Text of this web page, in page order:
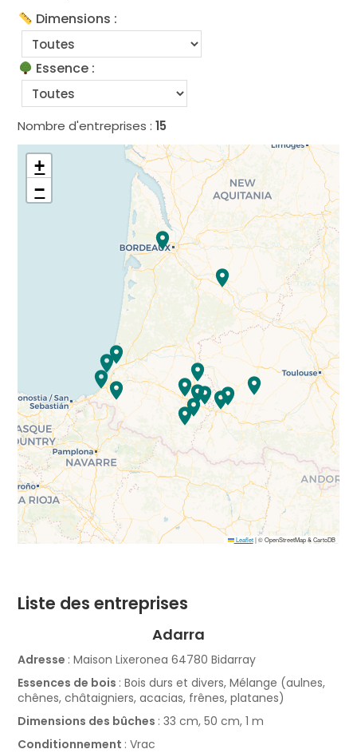
Dimensions :
Essence :
Nombre d'entreprises :15
+
−
Leaflet |© OpenStreetMap & CartoDB
Liste des entreprises
Adarra
Adresse : Maison Lixeronea 64780 Bidarray
Essences de bois : Bois durs et divers, Mélange (aulnes,
chênes, châtaigniers, acacias, frênes, platanes)
Dimensions des bûches : 33 cm, 50 cm, 1 m
Conditionnement : Vrac